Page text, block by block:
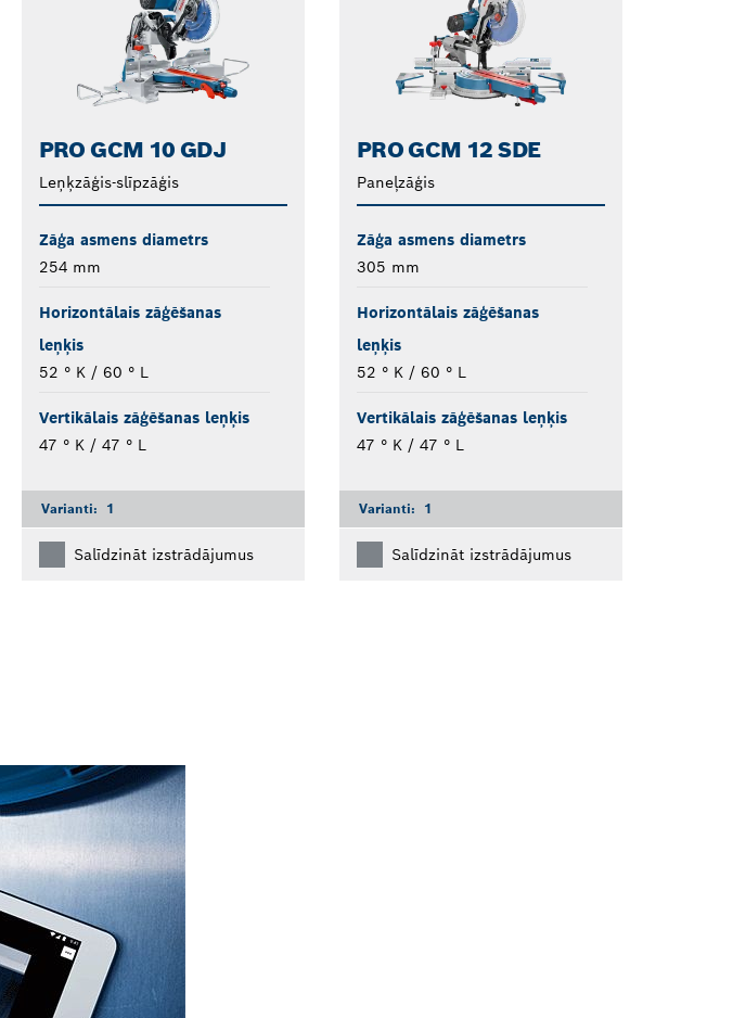
PRO GCM 10 GDJ
Leņķzāģis-slīpzāģis
Zāģa asmens diametrs
254 mm
Horizontālais zāģēšanas
leņķis
52 ° K / 60 ° L
Vertikālais zāģēšanas leņķis
47 ° K / 47 ° L
Varianti: 1
Salīdzināt izstrādājumus
PRO GCM 12 SDE
Paneļzāģis
Zāģa asmens diametrs
305 mm
Horizontālais zāģēšanas
leņķis
52 ° K / 60 ° L
Vertikālais zāģēšanas leņķis
47 ° K / 47 ° L
Varianti: 1
Salīdzināt izstrādājumus